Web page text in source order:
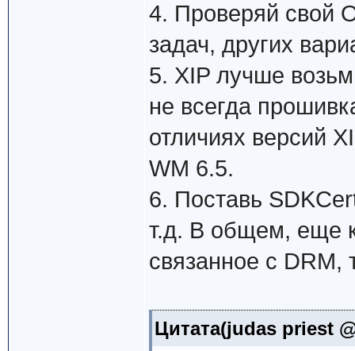
4. Проверяй свой
задач, других
5. XIP лучше
не всегда
отличиях версий
WM 6.5.
6. Поставь
т.д. В общем, еще
связанное с DRM,
Цитата(judas priest